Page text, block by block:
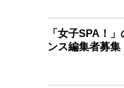
「女子SPA！
ンス編集者募集